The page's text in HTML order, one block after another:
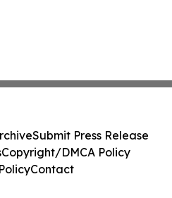
Submit Press Release
Copyright/DMCA Policy
Contact